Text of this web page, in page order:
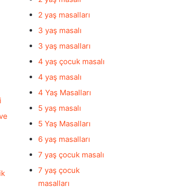
2 yaş masalları
3 yaş masalı
3 yaş masalları
4 yaş çocuk masalı
4 yaş masalı
4 Yaş Masalları
5 yaş masalı
5 Yaş Masalları
6 yaş masalları
7 yaş çocuk masalı
7 yaş çocuk
masalları